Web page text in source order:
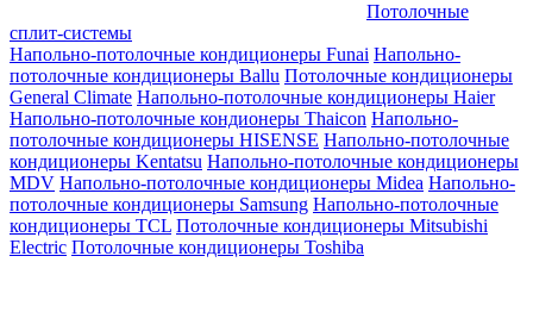
Потолочные
сплит-системы
Напольно-потолочные кондиционеры Funai Напольно-
потолочные кондиционеры Ballu Потолочные кондиционеры
General Climate Напольно-потолочные кондиционеры Haier
Напольно-потолочные кондионеры Thaicon Напольно-
потолочные кондиционеры HISENSE Напольно-потолочные
кондиционеры Kentatsu Напольно-потолочные кондиционеры
MDV Напольно-потолочные кондиционеры Midea Напольно-
потолочные кондиционеры Samsung Напольно-потолочные
кондиционеры TCL Потолочные кондиционеры Mitsubishi
Electric Потолочные кондиционеры Toshiba